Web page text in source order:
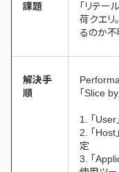
課題
「リテー
荷クエリ
るのか不
解決手
順
「Slice by
1. 「User
2. 「Host
定
3. 「